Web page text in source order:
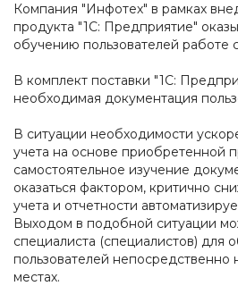
Компания "Инфотех" в рамках
продукта "1С: Предприятие"
обучению пользователей работе
В комплект поставки "1С:
необходимая документация
В ситуации необходимости
учета на основе приобретенной
самостоятельное изучение
оказаться фактором, критично
учета и отчетности
Выходом в подобной ситуации
специалиста (специалистов) для
пользователей непосредственно
местах.